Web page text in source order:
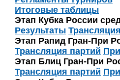
Итоговые таблицы
Этап Кубка России
Результаты
Этап Рапид Гран-При
Трансляция партий
Этап Блиц Гран-При
Трансляция партий